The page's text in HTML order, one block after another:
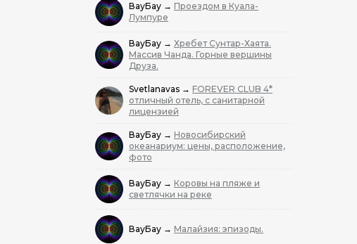
ВауБау → Проездом в Куала-
Лумпуре
ВауБау → Хребет Сунтар-Хаята.
Массив Чанда. Горные вершины
Друза.
Svetlanavas → FOREVER CLUB 4*
отличный отель, с санитарной
лицензией
ВауБау → Новосибирский
океанариум: цены, расположение,
фото
ВауБау → Коровы на пляже и
светлячки на реке
ВауБау → Малайзия: эпизоды.